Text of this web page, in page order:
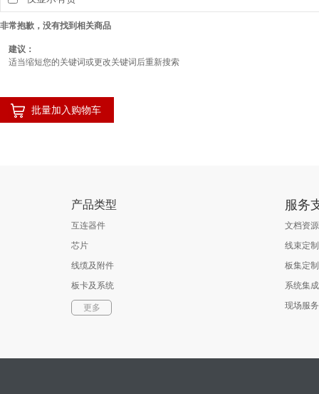
非常抱歉，没有找到相关商品
建议：
适当缩短您的关键词或更改关键词后重新搜索
批量加入购物车
产品类型
互连器件
芯片
线缆及附件
板卡及系统
软件更多
服务
文档资源
线束定制
板集定制
系统集成
现场服务